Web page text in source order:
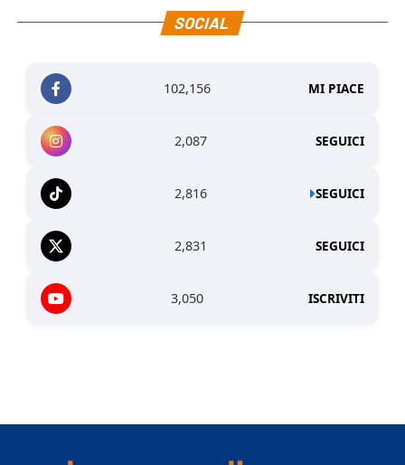
SOCIAL
102,156 MI PIACE
2,087 SEGUICI
2,816 SEGUICI
2,831 SEGUICI
3,050 ISCRIVITI